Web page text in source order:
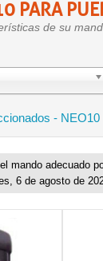
PARA
de su
- NEO10
mando adecuado
6 de agosto de